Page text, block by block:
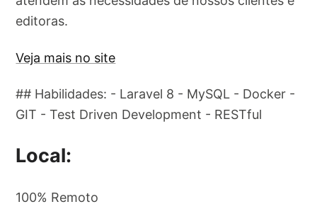
editoras.
Veja mais no site
## Habilidades: - Laravel 8 - MySQL - Docker -
GIT - Test Driven Development - RESTful
Local:
100% Remoto